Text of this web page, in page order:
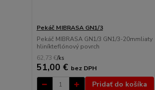
Pekáč MIBRASA GN1/3
Pekáč MIBRASA GN1/3 GN1/3-20mmliaty
hliníkteflónový povrch
62,73 €/ks
51,00 € bez DPH
Pridať do košíka